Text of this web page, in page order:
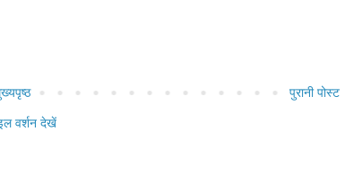
पुरानी पोस्ट
वर्शन देखें